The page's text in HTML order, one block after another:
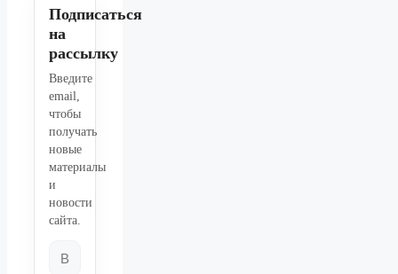
Подписаться
на
рассылку
Введите
email,
чтобы
получать
новые
материалы
и
новости
сайта.